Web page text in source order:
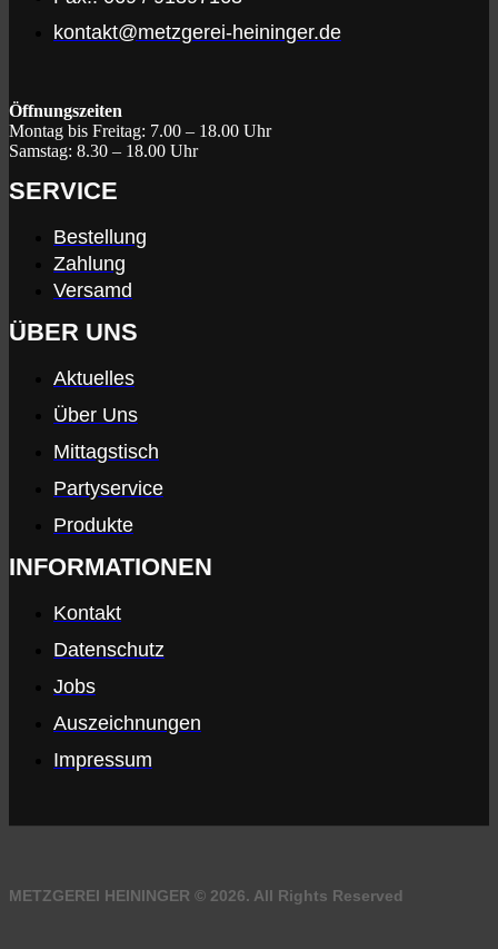
kontakt@metzgerei-heininger.de
Öffnungszeiten
Montag bis Freitag: 7.00 – 18.00 Uhr
Samstag: 8.30 – 18.00 Uhr
SERVICE
Bestellung
Zahlung
Versamd
ÜBER UNS
Aktuelles
Über Uns
Mittagstisch
Partyservice
Produkte
INFORMATIONEN
Kontakt
Datenschutz
Jobs
Auszeichnungen
Impressum
METZGEREI HEININGER © 2026. All Rights Reserved